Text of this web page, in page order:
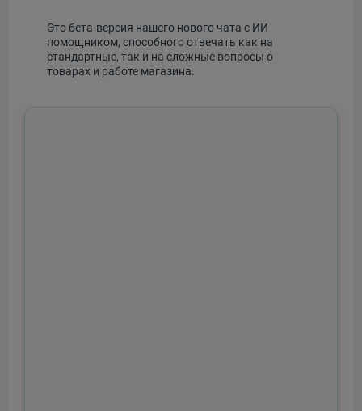
Это бета-версия нашего нового чата с ИИ
помощником, способного отвечать как на
стандартные, так и на сложные вопросы о
товарах и работе магазина.